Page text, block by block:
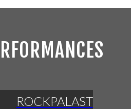
ROCKPALAST